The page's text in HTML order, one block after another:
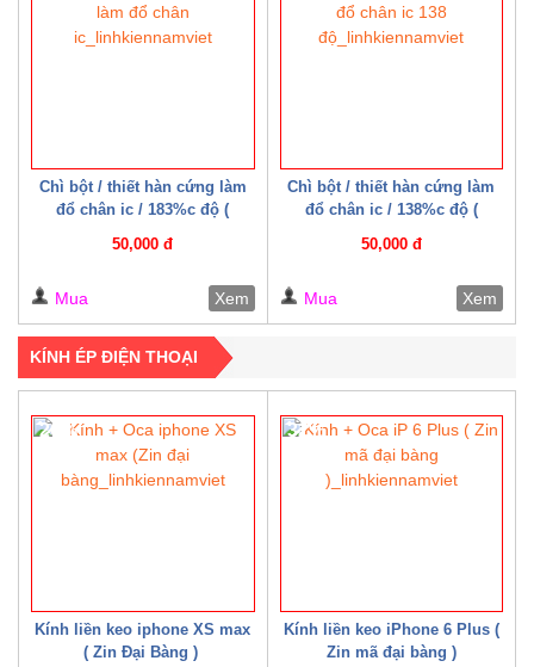
Chì bột / thiết hàn cứng làm
đổ chân ic / 183%c độ (
50,000 đ
Mua Xem
Chì bột / thiết hàn cứng làm
đổ chân ic / 138%c độ (
50,000 đ
Mua Xem
KÍNH ÉP ĐIỆN THOẠI
Kính liền keo iphone XS max
( Zin Đại Bàng )
20%
Kính liền keo iPhone 6 Plus (
Zin mã đại bàng )
32%